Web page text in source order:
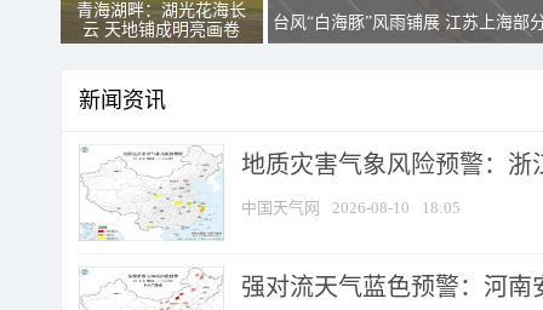
青海湖畔：湖光花海长
云 天地铺成明亮画卷
台风“白海豚”风雨铺展 江苏上海部
新闻资讯
地质灾害气象风险预警：浙
中国天气网 2026-08-10 18:05
强对流天气蓝色预警：河南